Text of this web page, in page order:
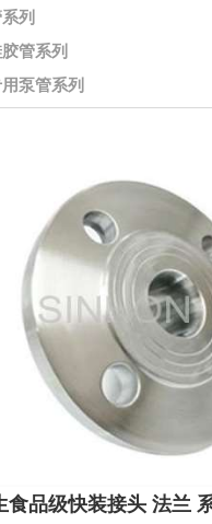
列
管系列
泵管系列
食品级快装接头 法兰